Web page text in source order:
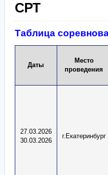
СРТ
Таблица
Даты
Место
проведения
27.03.2026
30.03.2026
г.Екатеринбург